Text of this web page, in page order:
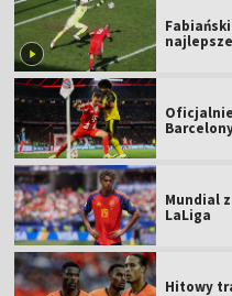
Mundial
LaLiga
Hitowy